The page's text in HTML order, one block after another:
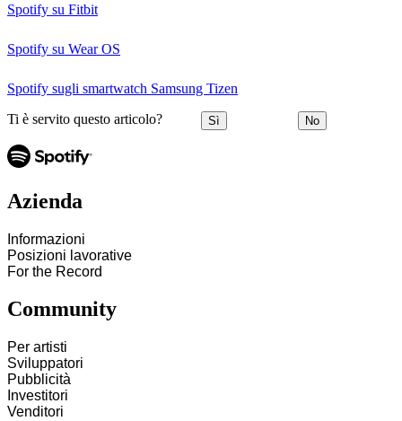
Spotify su Fitbit
Spotify su Wear OS
Spotify sugli smartwatch Samsung Tizen
Ti è servito questo articolo? Sì No
Azienda
Informazioni
Posizioni lavorative
For the Record
Community
Per artisti
Sviluppatori
Pubblicità
Investitori
Venditori